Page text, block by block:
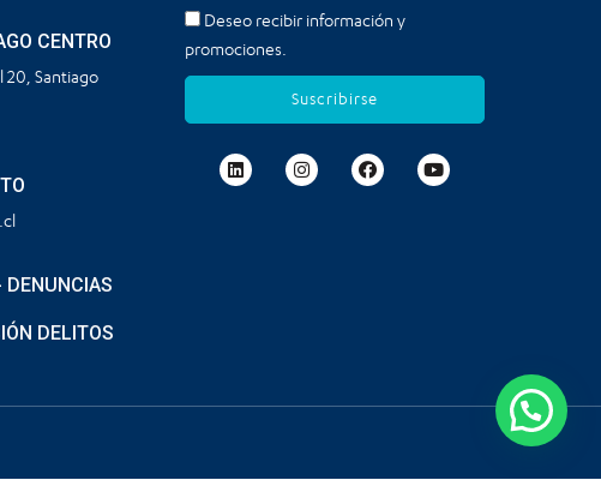
CENTRO
20, Santiago
DENUNCIAS
DELITOS
Deseo recibir información y
promociones.
Suscribirse